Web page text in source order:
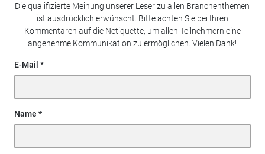
Die qualifizierte Meinung unserer Leser zu allen Branchenthemen
ist ausdrücklich erwünscht. Bitte achten Sie bei Ihren
Kommentaren auf die Netiquette, um allen Teilnehmern eine
angenehme Kommunikation zu ermöglichen. Vielen Dank!
E-Mail
Name